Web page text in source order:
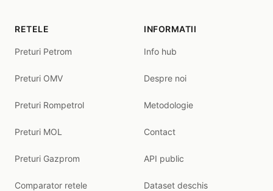
RETELE
Preturi Petrom
Preturi OMV
Preturi Rompetrol
Preturi MOL
Preturi Gazprom
Comparator retele
INFORMATII
Info hub
Despre noi
Metodologie
Contact
API public
Dataset deschis